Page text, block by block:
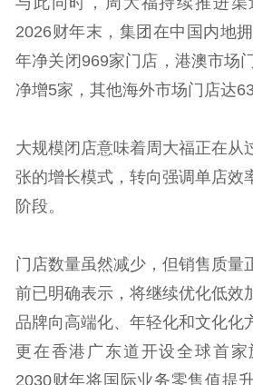
2026财年末，集团在中国内地
年净关闭969家门店，港澳市场
净增5家，其他海外市场门店达
大规模闭店意味着周大福正在从
张的增长模式，转向强调单店效
阶段。
门店数量虽然减少，但销售质量
前已明确表示，将继续优化低效
品牌向高端化、年轻化和文化化
更在香港广东道开设全球首家
2030财年将国际业务零售值提